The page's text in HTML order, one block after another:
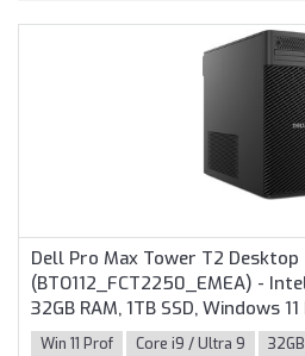
Dell Pro Max Tower T2 Desktop
(BTO112_FCT2250_EMEA) -
32GB RAM, 1TB SSD, Windows
Házas számítógép 3 év
Win 11 Prof Core i9 / Ultra 9 32GB